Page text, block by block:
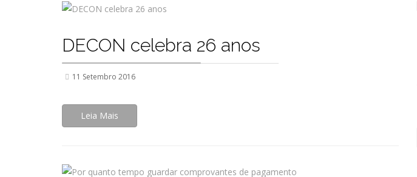
DECON celebra 26 anos
11 Setembro 2016
Leia Mais